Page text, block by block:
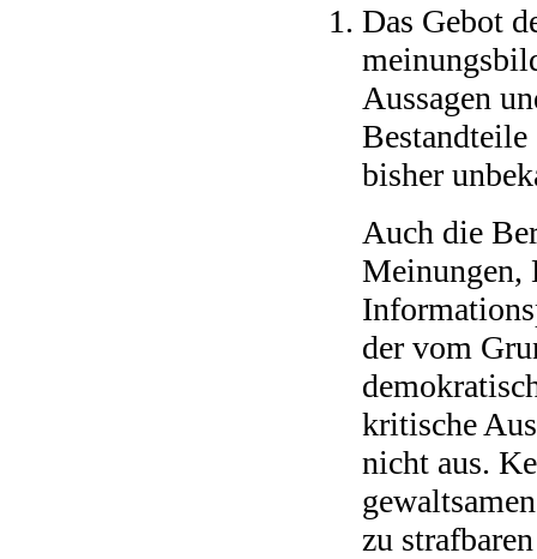
Das Gebot
Aussagen
bisher
Auch die
Meinungen,
der vom
kritische
nicht aus.
zu